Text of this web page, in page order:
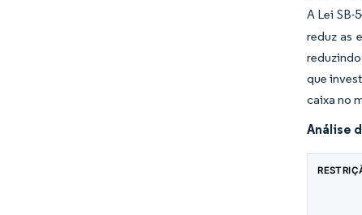
A Lei SB-
reduz as
que
caixa no
Análise